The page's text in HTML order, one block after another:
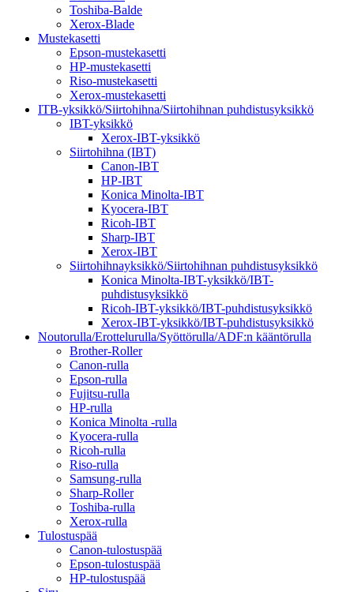
Toshiba-Balde
Xerox-Blade
Mustekasetti
Epson-mustekasetti
HP-mustekasetti
Riso-mustekasetti
Xerox-mustekasetti
ITB-yksikkö/Siirtohihna/Siirtohihnan puhdistusyksikkö
IBT-yksikkö
Xerox-IBT-yksikkö
Siirtohihna (IBT)
Canon-IBT
HP-IBT
Konica Minolta-IBT
Kyocera-IBT
Ricoh-IBT
Sharp-IBT
Xerox-IBT
Siirtohihnayksikkö/Siirtohihnan puhdistusyksikkö
Konica Minolta-IBT-yksikkö/IBT-
puhdistusyksikkö
Ricoh-IBT-yksikkö/IBT-puhdistusyksikkö
Xerox-IBT-yksikkö/IBT-puhdistusyksikkö
Noutorulla/Erottelurulla/Syöttörulla/ADF:n kääntörulla
Brother-Roller
Canon-rulla
Epson-rulla
Fujitsu-rulla
HP-rulla
Konica Minolta -rulla
Kyocera-rulla
Ricoh-rulla
Riso-rulla
Samsung-rulla
Sharp-Roller
Toshiba-rulla
Xerox-rulla
Tulostuspää
Canon-tulostuspää
Epson-tulostuspää
HP-tulostuspää